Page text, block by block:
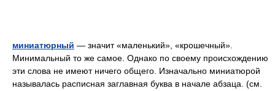
миниатюрный — значит «маленький», «крошечный».
Минимальный то же самое. Однако по своему происхождению
эти слова не имеют ничего общего. Изначально миниатюрой
называлась расписная заглавная буква в начале абзаца. (см.